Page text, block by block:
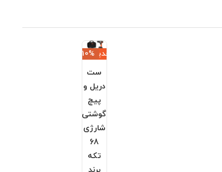
جدید‎−10%
ست
دریل و
پیچ
گوشتی
شارژی
68
تکه
برند